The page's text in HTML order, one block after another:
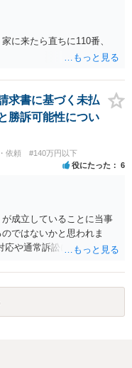
関係がなく、当該債権は
いということであれば、
訴訟になったとしても、
認すれば足りると思いま
ら令和11年までに発生す
期間の将来債権譲渡とな
額になっていると推察し
律事務所にご相談に赴く
に来たら直ちに110番、
求書に基づく未払
勝訴可能性につい
依頼 #140万円以下
役にたった 6
成立していることに当事
ではないかと思われま
応や通常訴訟に移行したと
執行を行う必要がござい
しいかなという気がして
て訴訟部分から弁護士に
はありません。